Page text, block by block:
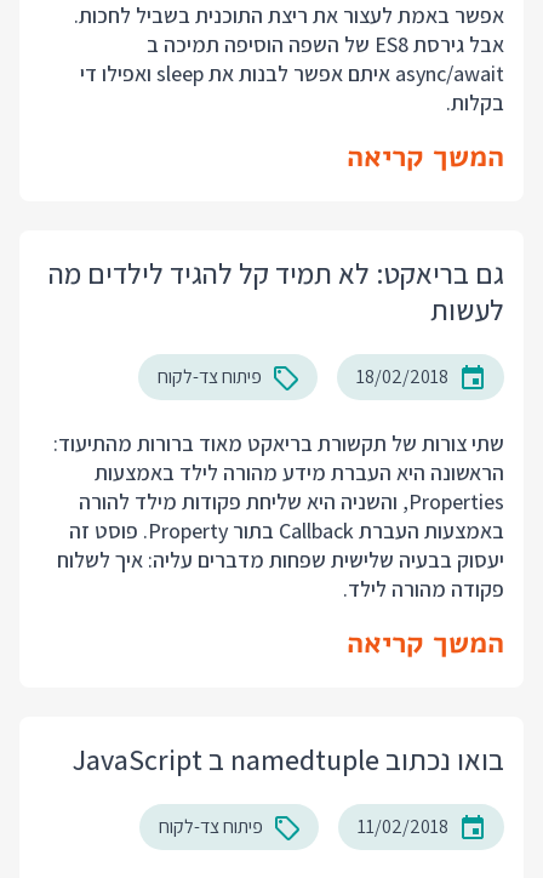
אפשר באמת לעצור את ריצת התוכנית בשביל לחכות.
אבל גירסת ES8 של השפה הוסיפה תמיכה ב
async/await איתם אפשר לבנות את sleep ואפילו די
בקלות.
המשך קריאה
גם בריאקט: לא תמיד קל להגיד לילדים מה
לעשות
18/02/2018 פיתוח צד-לקוח
שתי צורות של תקשורת בריאקט מאוד ברורות מהתיעוד:
הראשונה היא העברת מידע מהורה לילד באמצעות
Properties, והשניה היא שליחת פקודות מילד להורה
באמצעות העברת Callback בתור Property. פוסט זה
יעסוק בבעיה שלישית שפחות מדברים עליה: איך לשלוח
פקודה מהורה לילד.
המשך קריאה
בואו נכתוב namedtuple ב JavaScript
11/02/2018 פיתוח צד-לקוח